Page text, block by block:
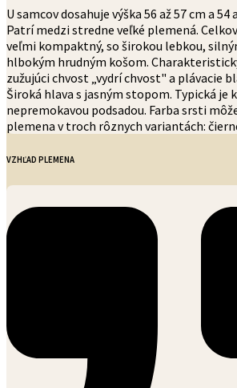
U samcov dosahuje výška 56 až 57 cm a 54
Patrí medzi stredne veľké plemená.
veľmi kompaktný, so širokou lebkou,
hlbokým hrudným košom.
zužujúci chvost „vydrí chvost" a plávacie
Široká hlava s jasným stopom. Typická je
nepremokavou podsadou. Farba srsti
plemena v troch rôznych variantách:
VZHĽAD PLEMENA